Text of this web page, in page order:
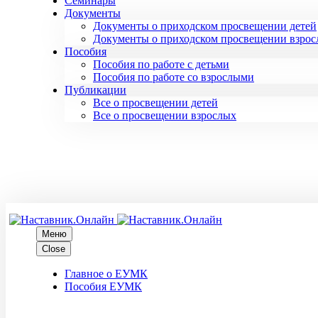
Документы
Документы о приходском просвещении детей
Документы о приходском просвещении
Пособия
Пособия по работе с детьми
Пособия по работе со взрослыми
Публикации
Все о просвещении детей
Все о просвещении взрослых
Меню
Close
Главное о ЕУМК
Пособия ЕУМК